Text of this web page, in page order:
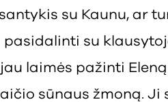
su Kaunu, ar
su
laimės pažinti Eleną
sūnaus žmoną. Ji